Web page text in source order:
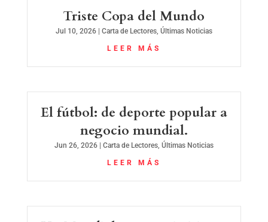
Triste Copa del Mundo
Jul 10, 2026| Carta de Lectores, Últimas Noticias
LEER MÁS
El fútbol: de deporte popular a
negocio mundial.
Jun 26, 2026| Carta de Lectores, Últimas Noticias
LEER MÁS